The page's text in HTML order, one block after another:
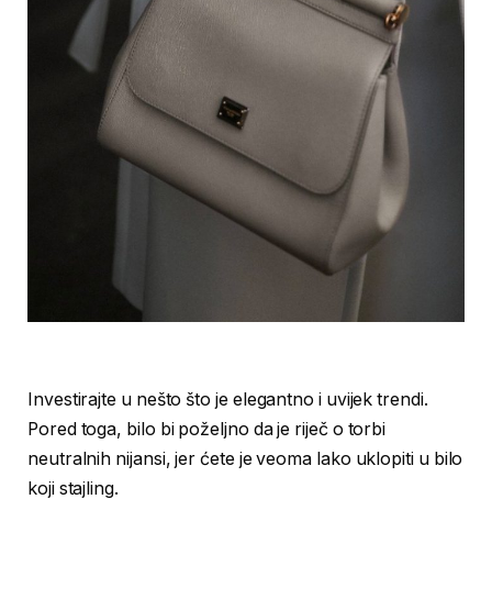
Investirajte u nešto što je elegantno i uvijek trendi.
Pored toga, bilo bi poželjno da je riječ o torbi
neutralnih nijansi, jer ćete je veoma lako uklopiti u bilo
koji stajling.